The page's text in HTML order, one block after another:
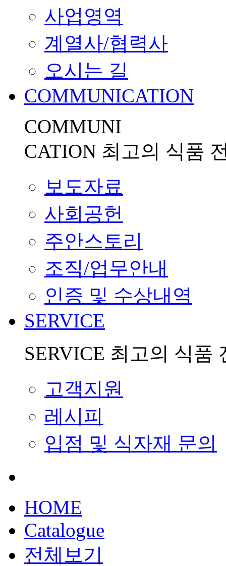
사업영역
계열사/협력사
오시는 길
COMMUNICATION
COMMUNI
CATION 최고의 식품
보도자료
사회공헌
주안스토리
조직/업무안내
인증 및 수상내역
SERVICE
SERVICE 최고의 식품
고객지원
레시피
입점 및 식자재 문의
HOME
Catalogue
전체보기